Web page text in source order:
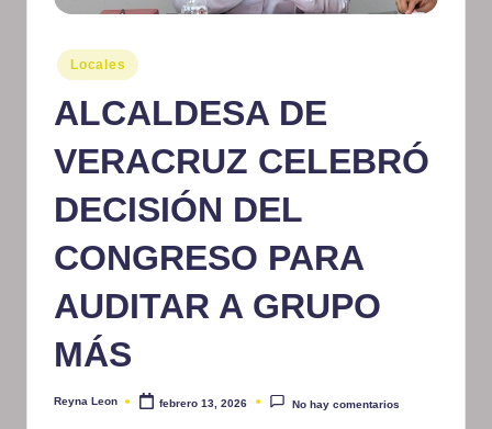
at
iv
Publicado
en
Locales
ALCALDESA DE
VERACRUZ CELEBRÓ
DECISIÓN DEL
CONGRESO PARA
AUDITAR A GRUPO
MÁS
Publicado
Reyna Leon febrero 13, 2026 No hay comentarios